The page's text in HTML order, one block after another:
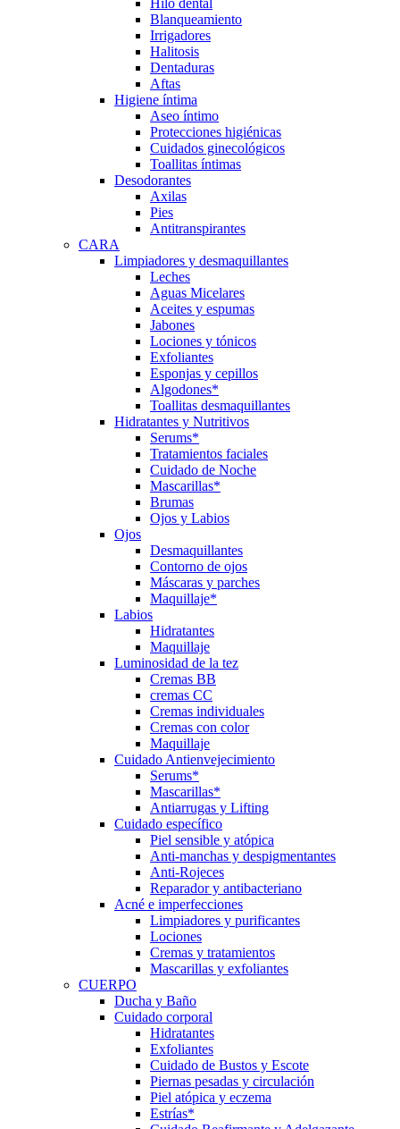
Hilo dental
Blanqueamiento
Irrigadores
Halitosis
Dentaduras
Aftas
Higiene íntima
Aseo íntimo
Protecciones higiénicas
Cuidados ginecológicos
Toallitas íntimas
Desodorantes
Axilas
Pies
Antitranspirantes
CARA
Limpiadores y desmaquillantes
Leches
Aguas Micelares
Aceites y espumas
Jabones
Lociones y tónicos
Exfoliantes
Esponjas y cepillos
Algodones*
Toallitas desmaquillantes
Hidratantes y Nutritivos
Serums*
Tratamientos faciales
Cuidado de Noche
Mascarillas*
Brumas
Ojos y Labios
Ojos
Desmaquillantes
Contorno de ojos
Máscaras y parches
Maquillaje*
Labios
Hidratantes
Maquillaje
Luminosidad de la tez
Cremas BB
cremas CC
Cremas individuales
Cremas con color
Maquillaje
Cuidado Antienvejecimiento
Serums*
Mascarillas*
Antiarrugas y Lifting
Cuidado específico
Piel sensible y atópica
Anti-manchas y despigmentantes
Anti-Rojeces
Reparador y antibacteriano
Acné e imperfecciones
Limpiadores y purificantes
Lociones
Cremas y tratamientos
Mascarillas y exfoliantes
CUERPO
Ducha y Baño
Cuidado corporal
Hidratantes
Exfoliantes
Cuidado de Bustos y Escote
Piernas pesadas y circulación
Piel atópica y eczema
Estrías*